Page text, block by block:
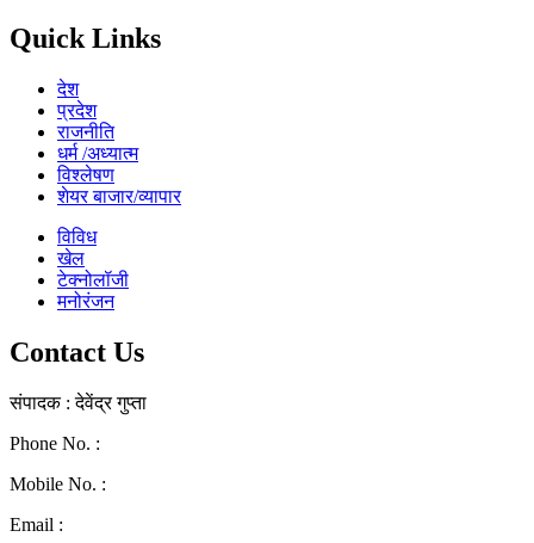
Quick Links
देश
प्रदेश
राजनीति
धर्म /अध्यात्म
विश्लेषण
शेयर बाजार/व्यापार
विविध
खेल
टेक्नोलॉजी
मनोरंजन
Contact Us
संपादक : देवेंद्र गुप्ता
Phone No. :
Mobile No. :
Email :